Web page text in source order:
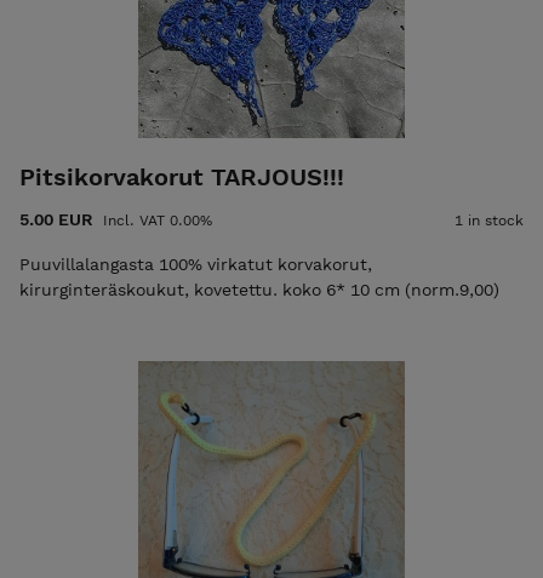
Pitsikorvakorut TARJOUS!!!
5.00 EUR Incl. VAT 0.00% 1 in stock
Puuvillalangasta 100% virkatut korvakorut,
kirurginteräskoukut, kovetettu. koko 6* 10 cm (norm.9,00)